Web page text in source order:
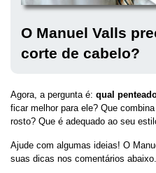
O Manuel Valls
corte de cabelo?
Agora, a pergunta é: qual
ficar melhor para ele? Que
rosto? Que é adequado ao seu
Ajude com algumas ideias! O
suas dicas nos comentários abaixo.